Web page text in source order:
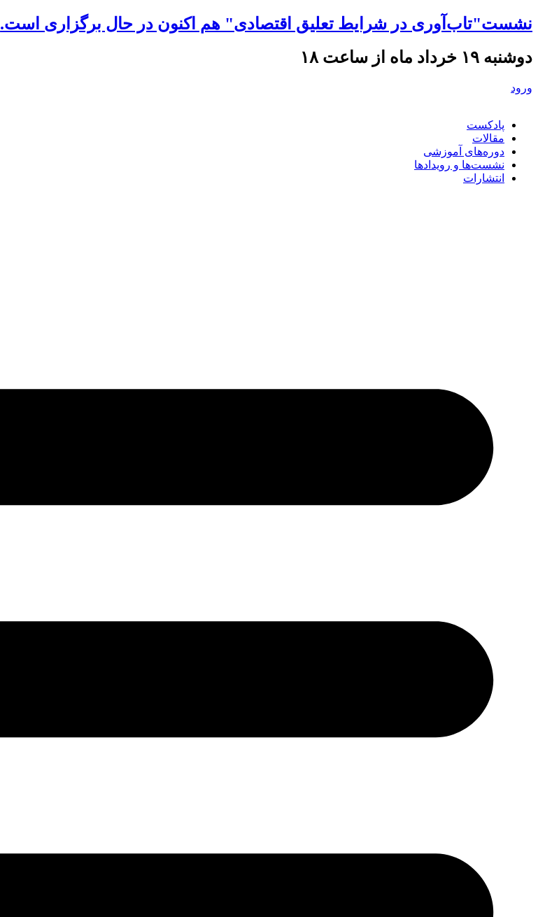
نشست"تاب‌آوری در شرایط تعلیق اقتصادی" هم اکنون در حال برگزاری است.
دوشنبه ۱۹ خرداد ماه از ساعت ۱۸
ورود
پادکست
مقالات
دوره‌های آموزشی
نشست‌ها و رویدادها
انتشارات